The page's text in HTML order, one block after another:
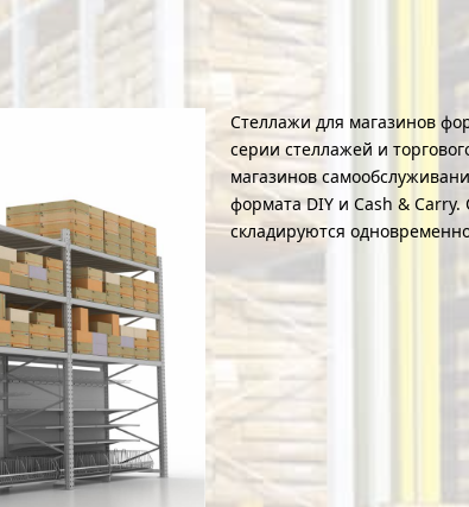
Стеллажи для магазинов
серии стеллажей и
магазинов
формата DIY и Cash &
складируются